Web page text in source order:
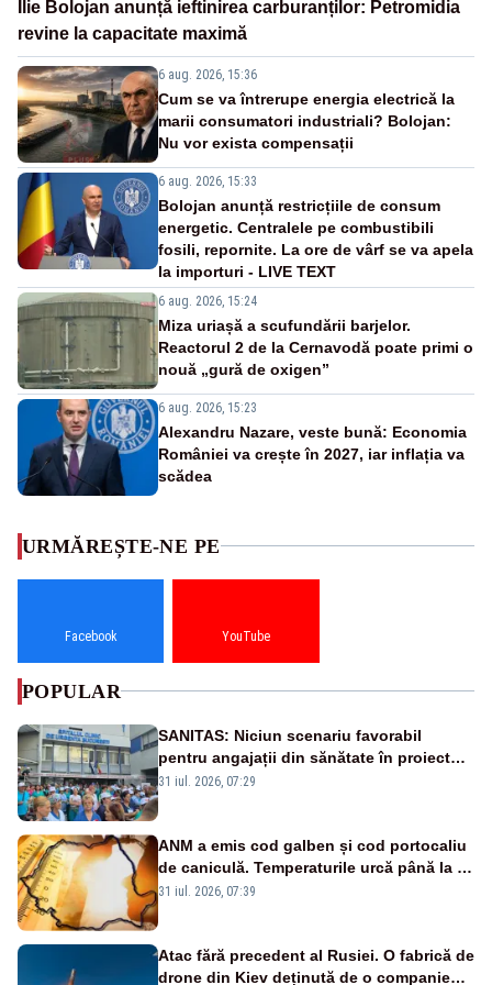
Ilie Bolojan anunță ieftinirea carburanților: Petromidia
revine la capacitate maximă
6 aug. 2026, 15:36
Cum se va întrerupe energia electrică la
marii consumatori industriali? Bolojan:
Nu vor exista compensații
6 aug. 2026, 15:33
Bolojan anunță restricțiile de consum
energetic. Centralele pe combustibili
fosili, repornite. La ore de vârf se va apela
la importuri - LIVE TEXT
6 aug. 2026, 15:24
Miza uriașă a scufundării barjelor.
Reactorul 2 de la Cernavodă poate primi o
nouă „gură de oxigen”
6 aug. 2026, 15:23
Alexandru Nazare, veste bună: Economia
României va crește în 2027, iar inflația va
scădea
URMĂREȘTE-NE PE
Facebook YouTube
POPULAR
SANITAS: Niciun scenariu favorabil
pentru angajații din sănătate în proiectul
Legii salarizării
31 iul. 2026, 07:29
ANM a emis cod galben și cod portocaliu
de caniculă. Temperaturile urcă până la 38
de grade, iar nopțile devin tropicale
31 iul. 2026, 07:39
Atac fără precedent al Rusiei. O fabrică de
drone din Kiev deținută de o companie